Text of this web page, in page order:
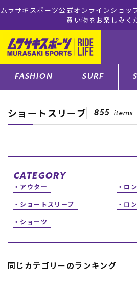
ムラサキスポーツ公式オンラインショ
買い物をお楽しみく
ゲスト様
ログイン
店舗一覧
CATEGORY
ファッションTOP
サーフTOP
FASHION SURF
ショートスリーブ 855 items
CATEGORY
アウター
ロ
ショートスリーブ
ロ
ショーツ
同じカテゴリーのランキング